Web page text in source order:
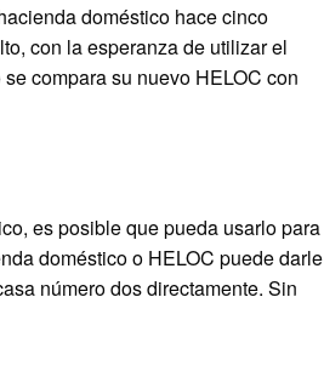
doméstico hace cinco
con la esperanza de utilizar el
compara su nuevo HELOC con
es posible que pueda usarlo para
doméstico o HELOC puede darle
número dos directamente. Sin